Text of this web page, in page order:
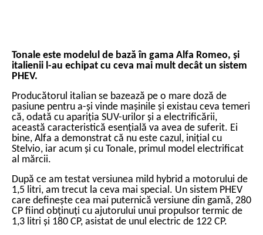
Tonale este modelul de bază în gama Alfa Romeo, și
italienii l-au echipat cu ceva mai mult decât un sistem
PHEV.
Producătorul italian se bazează pe o mare doză de
pasiune pentru a-și vinde mașinile și existau ceva temeri
că, odată cu apariția SUV-urilor și a electrificării,
această caracteristică esențială va avea de suferit. Ei
bine, Alfa a demonstrat că nu este cazul, inițial cu
Stelvio, iar acum și cu Tonale, primul model electrificat
al mărcii.
După ce am testat versiunea mild hybrid a motorului de
1,5 litri, am trecut la ceva mai special. Un sistem PHEV
care definește cea mai puternică versiune din gamă, 280
CP fiind obținuți cu ajutorului unui propulsor termic de
1,3 litri și 180 CP, asistat de unul electric de 122 CP.